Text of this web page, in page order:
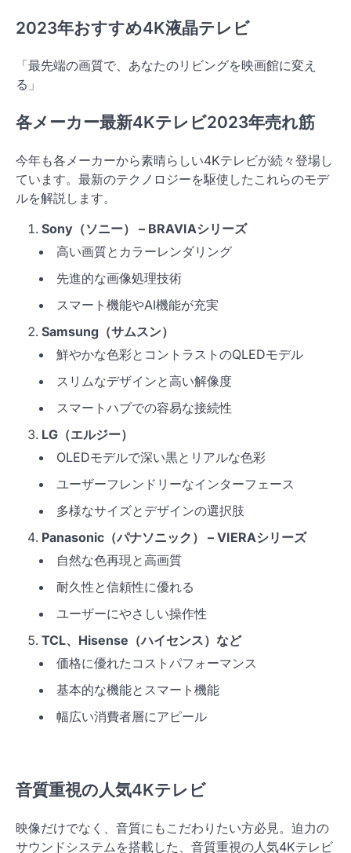
2023年おすすめ4K液晶テレビ
「最先端の画質で、あなたのリビングを映画館に変え
る」
各メーカー最新4Kテレビ2023年売れ筋
今年も各メーカーから素晴らしい4Kテレビが続々登場し
ています。最新のテクノロジーを駆使したこれらのモデ
ルを解説します。
Sony（ソニー） – BRAVIAシリーズ
高い画質とカラーレンダリング
先進的な画像処理技術
スマート機能やAI機能が充実
Samsung（サムスン）
鮮やかな色彩とコントラストのQLEDモデル
スリムなデザインと高い解像度
スマートハブでの容易な接続性
LG（エルジー）
OLEDモデルで深い黒とリアルな色彩
ユーザーフレンドリーなインターフェース
多様なサイズとデザインの選択肢
Panasonic（パナソニック） – VIERAシリーズ
自然な色再現と高画質
耐久性と信頼性に優れる
ユーザーにやさしい操作性
TCL、Hisense（ハイセンス）など
価格に優れたコストパフォーマンス
基本的な機能とスマート機能
幅広い消費者層にアピール
音質重視の人気4Kテレビ
映像だけでなく、音質にもこだわりたい方必見。迫力の
サウンドシステムを搭載した、音質重視の人気4Kテレビ